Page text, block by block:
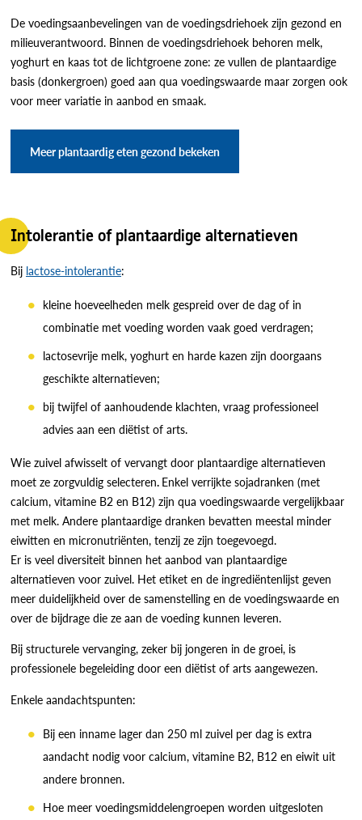
De voedingsaanbevelingen van de voedingsdriehoek zijn gezond en
milieuverantwoord. Binnen de voedingsdriehoek behoren melk,
yoghurt en kaas tot de lichtgroene zone: ze vullen de plantaardige
basis (donkergroen) goed aan qua voedingswaarde maar zorgen ook
voor meer variatie in aanbod en smaak.
Meer plantaardig eten gezond bekeken
Intolerantie of plantaardige alternatieven
Bij lactose-intolerantie:
kleine hoeveelheden melk gespreid over de dag of in
combinatie met voeding worden vaak goed verdragen;
lactosevrije melk, yoghurt en harde kazen zijn doorgaans
geschikte alternatieven;
bij twijfel of aanhoudende klachten, vraag professioneel
advies aan een diëtist of arts.
Wie zuivel afwisselt of vervangt door plantaardige alternatieven
moet ze zorgvuldig selecteren. Enkel verrijkte sojadranken (met
calcium, vitamine B2 en B12) zijn qua voedingswaarde vergelijkbaar
met melk. Andere plantaardige dranken bevatten meestal minder
eiwitten en micronutriënten, tenzij ze zijn toegevoegd.
Er is veel diversiteit binnen het aanbod van plantaardige
alternatieven voor zuivel. Het etiket en de ingrediëntenlijst geven
meer duidelijkheid over de samenstelling en de voedingswaarde en
over de bijdrage die ze aan de voeding kunnen leveren.
Bij structurele vervanging, zeker bij jongeren in de groei, is
professionele begeleiding door een diëtist of arts aangewezen.
Enkele aandachtspunten:
Bij een inname lager dan 250 ml zuivel per dag is extra
aandacht nodig voor calcium, vitamine B2, B12 en eiwit uit
andere bronnen.
Hoe meer voedingsmiddelengroepen worden uitgesloten